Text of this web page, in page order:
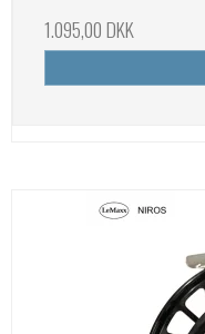
1.095,00 DKK